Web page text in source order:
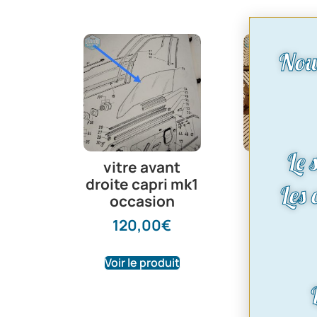
vitre avant
droite capri mk1
occasion
120,00€
Voir le produit
leve
gauche
mk1
Le